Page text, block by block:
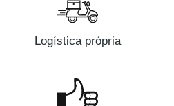
Logística própria